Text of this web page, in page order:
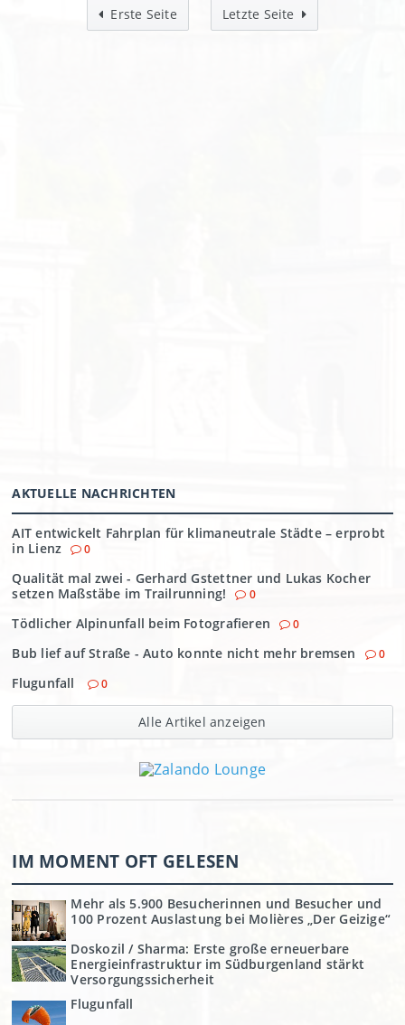
Erste Seite Letzte Seite
AKTUELLE NACHRICHTEN
AIT entwickelt Fahrplan für klimaneutrale Städte – erprobt
in Lienz
0
Qualität mal zwei - Gerhard Gstettner und Lukas Kocher
setzen Maßstäbe im Trailrunning!
0
Tödlicher Alpinunfall beim Fotografieren 0
Bub lief auf Straße - Auto konnte nicht mehr bremsen 0
Flugunfall 0
Alle Artikel anzeigen
IM MOMENT OFT GELESEN
Mehr als 5.900 Besucherinnen und Besucher und
100 Prozent Auslastung bei Molières „Der Geizige“
Doskozil / Sharma: Erste große erneuerbare
Energieinfrastruktur im Südburgenland stärkt
Versorgungssicherheit
Flugunfall